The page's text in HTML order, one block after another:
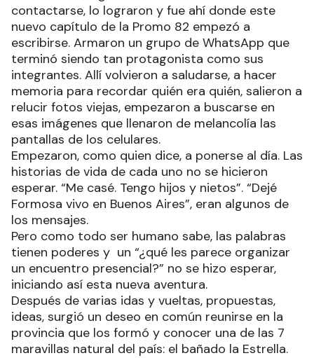
contactarse, lo lograron y fue ahí donde este
nuevo capítulo de la Promo 82 empezó a
escribirse. Armaron un grupo de WhatsApp que
terminó siendo tan protagonista como sus
integrantes. Allí volvieron a saludarse, a hacer
memoria para recordar quién era quién, salieron a
relucir fotos viejas, empezaron a buscarse en
esas imágenes que llenaron de melancolía las
pantallas de los celulares.
Empezaron, como quien dice, a ponerse al día. Las
historias de vida de cada uno no se hicieron
esperar. “Me casé. Tengo hijos y nietos”. “Dejé
Formosa vivo en Buenos Aires”, eran algunos de
los mensajes.
Pero como todo ser humano sabe, las palabras
tienen poderes y un “¿qué les parece organizar
un encuentro presencial?” no se hizo esperar,
iniciando así esta nueva aventura.
Después de varias idas y vueltas, propuestas,
ideas, surgió un deseo en común reunirse en la
provincia que los formó y conocer una de las 7
maravillas natural del país: el bañado la Estrella.